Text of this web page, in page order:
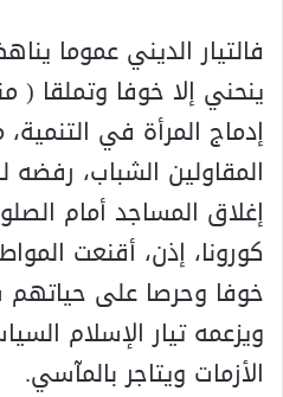
فالتيار الديني عموما
ينحني إلا خوفا وتملقا
إدماج المرأة في
المقاولين الشباب، رفضه
إغلاق المساجد أمام
كورونا، إذن، أقنعت
خوفا وحرصا على
ويزعمه تيار الإسلام
الأزمات ويتاجر بالمآسي.